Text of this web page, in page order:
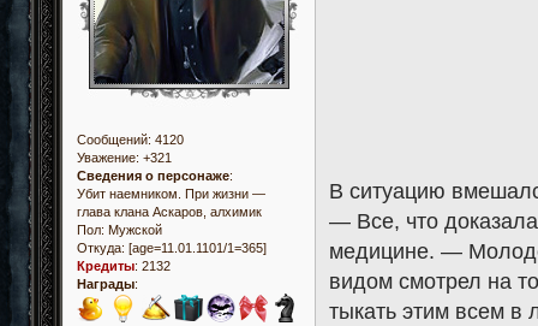
Сообщений: 4120
Уважение: +321
Сведения о персонаже:
Убит наемником. При жизни —
глава клана Аскаров, алхимик
Пол: Мужской
Откуда: [age=11.01.1101/1=365]
Кредиты: 2132
Награды:
В ситуацию
— Все, что
медицине. —
видом смотрел на
тыкать этим всем в